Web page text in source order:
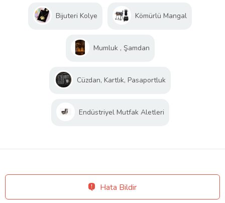
Bijuteri Kolye Kömürlü Mangal
Mumluk , Şamdan
Cüzdan, Kartlık, Pasaportluk
Endüstriyel Mutfak Aletleri
Hata Bildir